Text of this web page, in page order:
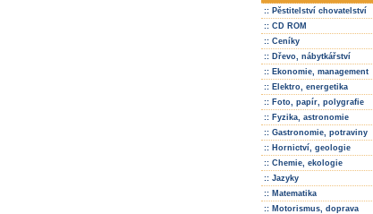
:: Pěstitelství chovatelství
:: CD ROM
:: Ceníky
:: Dřevo, nábytkářství
:: Ekonomie, management
:: Elektro, energetika
:: Foto, papír, polygrafie
:: Fyzika, astronomie
:: Gastronomie, potraviny
:: Hornictví, geologie
:: Chemie, ekologie
:: Jazyky
:: Matematika
:: Motorismus, doprava